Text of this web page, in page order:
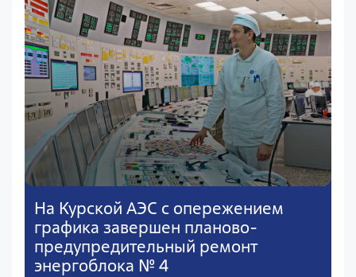
На Курской АЭС с опережением
графика завершен планово-
предупредительный ремонт
энергоблока № 4